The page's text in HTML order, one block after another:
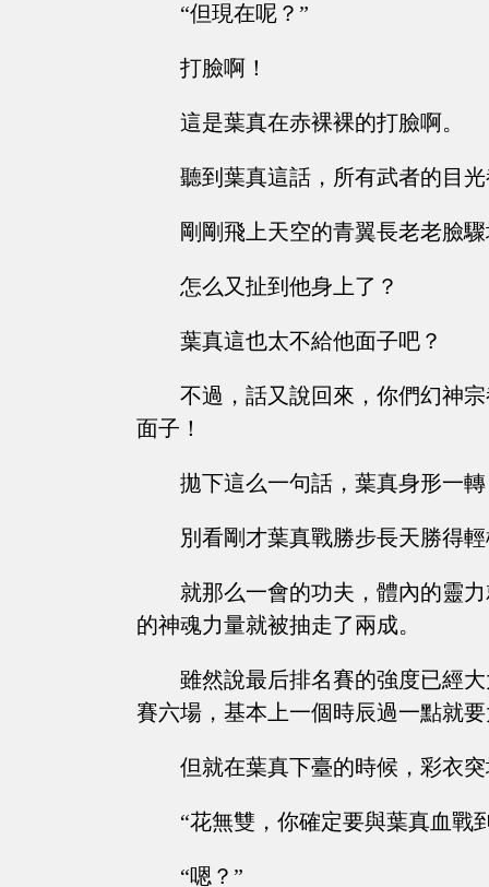
“但現在呢？”
打臉啊！
這是葉真在赤裸裸的打臉啊。
聽到葉真這話，所有武者的目
剛剛飛上天空的青翼長老老臉
怎么又扯到他身上了？
葉真這也太不給他面子吧？
不過，話又說回來，你們幻神
面子！
拋下這么一句話，葉真身形一
別看剛才葉真戰勝步長天勝得
就那么一會的功夫，體內的靈
的神魂力量就被抽走了兩成。
雖然說最后排名賽的強度已經
賽六場，基本上一個時辰過一點就
但就在葉真下臺的時候，彩衣
“花無雙，你確定要與葉真血戰
“嗯？”